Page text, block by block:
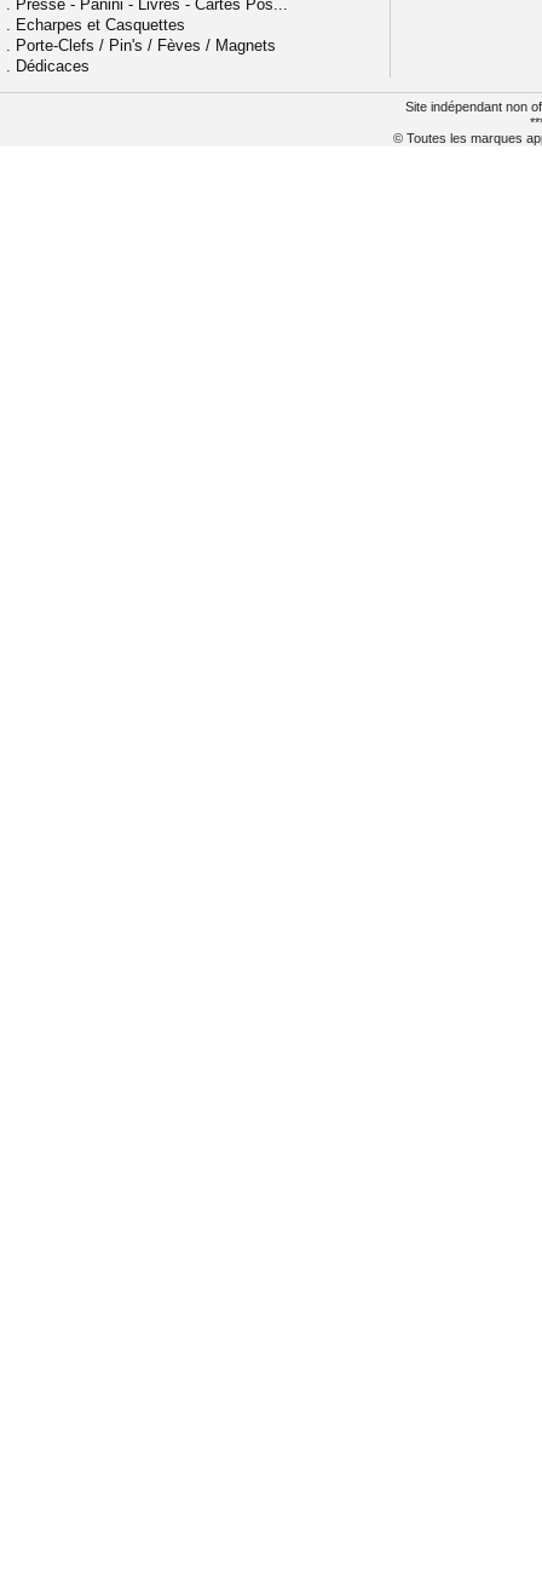
. Presse - Panini - Livres - Cartes Pos...
. Echarpes et Casquettes
. Porte-Clefs / Pin's / Fèves / Magnets
. Dédicaces
Site indépendant non
© Toutes les marques